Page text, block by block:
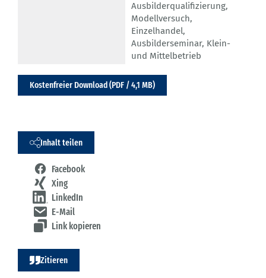
Ausbilderqualifizierung,
Modellversuch,
Einzelhandel,
Ausbilderseminar, Klein-
und Mittelbetrieb
Kostenfreier Download (PDF / 4,1 MB)
Inhalt teilen
Facebook
Xing
LinkedIn
E-Mail
Link kopieren
Zitieren